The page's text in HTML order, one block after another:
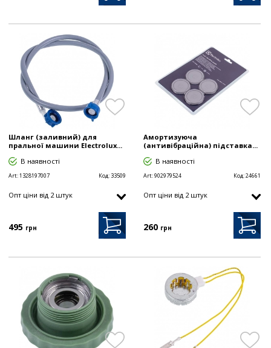
Шланг (заливний) для
пральної машини Electrolux...
В наявності
Art:1328197007 Код: 33509
Опт цiни від 2 штук
495 грн
Амортизуюча
(антивібраційна) підставка...
В наявності
Art:902979524 Код:24661
Опт цiни від 2 штук
260 грн